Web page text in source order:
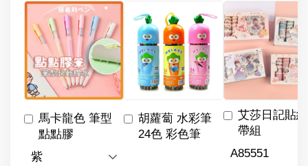
馬卡龍色 筆型
點點膠
胡蘿蔔 水彩筆
24色 彩色筆
艾莎日記貼
帶組